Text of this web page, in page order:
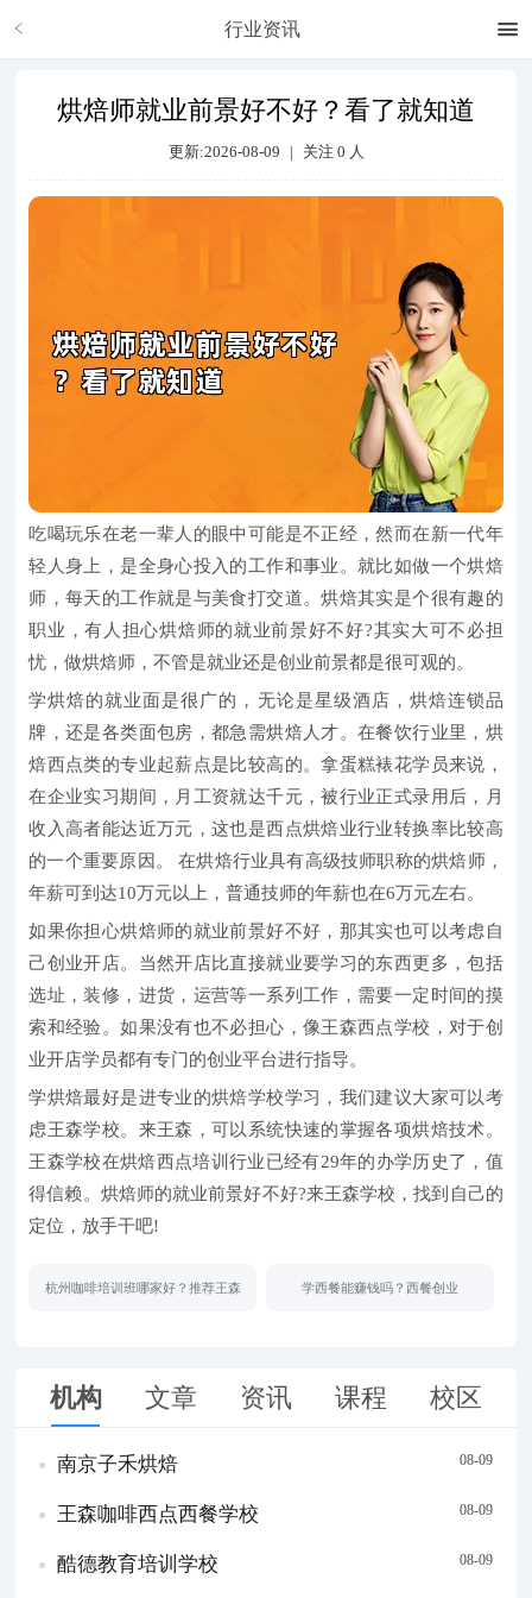
行业资讯
烘焙师就业前景好不好？看了就知道
更新:2026-08-09 | 关注 0 人
吃喝玩乐在老一辈人的眼中可能是不正经，然而在新一代年
轻人身上，是全身心投入的工作和事业。就比如做一个烘焙
师，每天的工作就是与美食打交道。烘焙其实是个很有趣的
职业，有人担心烘焙师的就业前景好不好?其实大可不必担
忧，做烘焙师，不管是就业还是创业前景都是很可观的。
学烘焙的就业面是很广的，无论是星级酒店，烘焙连锁品
牌，还是各类面包房，都急需烘焙人才。在餐饮行业里，烘
焙西点类的专业起薪点是比较高的。拿蛋糕裱花学员来说，
在企业实习期间，月工资就达千元，被行业正式录用后，月
收入高者能达近万元，这也是西点烘焙业行业转换率比较高
的一个重要原因。 在烘焙行业具有高级技师职称的烘焙师，
年薪可到达10万元以上，普通技师的年薪也在6万元左右。
如果你担心烘焙师的就业前景好不好，那其实也可以考虑自
己创业开店。当然开店比直接就业要学习的东西更多，包括
选址，装修，进货，运营等一系列工作，需要一定时间的摸
索和经验。如果没有也不必担心，像王森西点学校，对于创
业开店学员都有专门的创业平台进行指导。
学烘焙最好是进专业的烘焙学校学习，我们建议大家可以考
虑王森学校。来王森，可以系统快速的掌握各项烘焙技术。
王森学校在烘焙西点培训行业已经有29年的办学历史了，值
得信赖。烘焙师的就业前景好不好?来王森学校，找到自己的
定位，放手干吧!
杭州咖啡培训班哪家好？推荐王森 学西餐能赚钱吗？西餐创业
机构 文章 资讯 课程 校区
南京子禾烘焙 08-09
王森咖啡西点西餐学校 08-09
酷德教育培训学校 08-09